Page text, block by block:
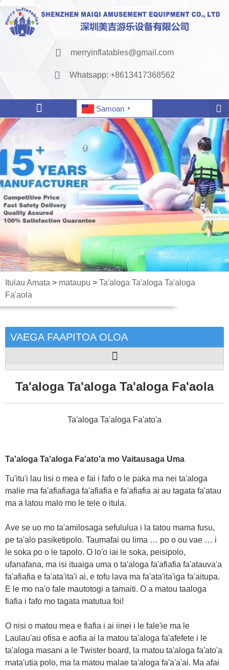
merryinflatables@gmail.com
Whatsapp: +8613417368562
Samoan ▼
Itulau Amata > mataupu > Ta'aloga Ta'aloga Ta'aloga
Fa'aola
VAEGA FAAPITOA OLOA
Ta'aloga Ta'aloga Ta'aloga Fa'aola
Ta'aloga Ta'aloga Fa'ato'a
Ta'aloga Ta'aloga Fa'ato'a mo Vaitausaga Uma
Tu'itu'i lau lisi o mea e fai i fafo o le paka ma nei ta'aloga
malie ma fa'afiafiaga fa'afiafia e fa'afiafia ai au tagata fa'atau
ma a latou malo mo le tele o itula.
Ave se uo mo ta'amilosaga sefululua i la tatou mama fusu,
pe ta'alo pasiketipolo. Taumafai ou lima … po o ou vae … i
le soka po o le tapolo. O lo'o iai le soka, peisipolo,
ufanafana, ma isi ituaiga uma o ta'aloga fa'afiafia fa'atauva'a
fa'afiafia e fa'ata'ita'i ai, e tofu lava ma fa'ata'ita'iga fa'aitupa.
E le mo na'o fale mautotogi a tamaiti. O a matou taaloga
fiafia i fafo mo tagata matutua foi!
O nisi o matou mea e fiafia i ai iinei i le fale'ie ma le
Laulau'au ofisa e aofia ai la matou ta'aloga fa'afefete i le
ta'aloga masani a le Twister board, la matou ta'aloga fa'ato'a
mata'utia polo, ma la matou malae ta'aloga fa'a'a'ai. Ma afai